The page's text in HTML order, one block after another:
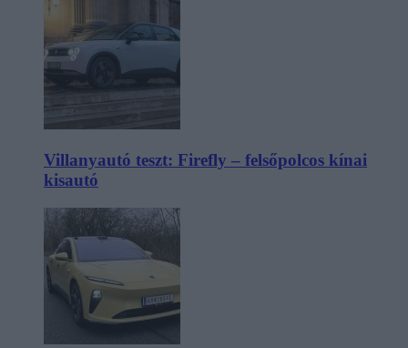
Villanyautó teszt: Firefly – felsőpolcos kínai
kisautó